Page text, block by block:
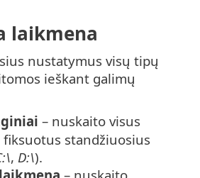
laikmena
nustatymus visų tipų
ieškant galimų
– nuskaito visus
standžiuosius
, D:\).